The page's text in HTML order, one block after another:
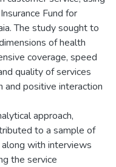
Fund for
The study sought to
of health
coverage, speed
quality of services
and positive interaction
approach,
to a sample of
with interviews
the service